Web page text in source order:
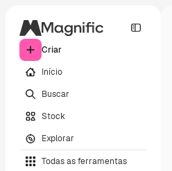
Criar
Início
Buscar
Stock
Explorar
Todas as ferramentas